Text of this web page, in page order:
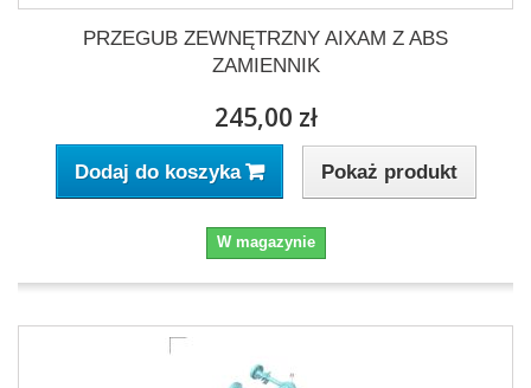
PRZEGUB ZEWNĘTRZNY AIXAM Z ABS
ZAMIENNIK
245,00 zł
Dodaj do koszyka Pokaż produkt
W magazynie